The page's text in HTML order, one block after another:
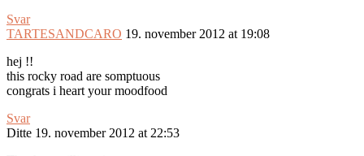
Svar
TARTESANDCARO 19. november 2012 at 19:08
hej !!
this rocky road are somptuous
congrats i heart your moodfood
Svar
Ditte 19. november 2012 at 22:53